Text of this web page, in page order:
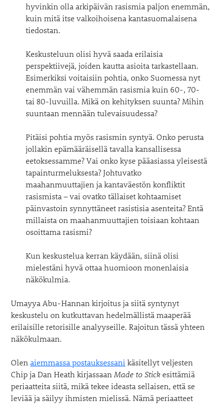
hyvinkin olla arkipäivän rasismia paljon enemmän,
kuin mitä itse valkoihoisena kantasuomalaisena
tiedostan.
Keskusteluun olisi hyvä saada erilaisia
perspektiivejä, joiden kautta asioita tarkastellaan.
Esimerkiksi voitaisiin pohtia, onko Suomessa nyt
enemmän vai vähemmän rasismia kuin 60-, 70-
tai 80-luvuilla. Mikä on kehityksen suunta? Mihin
suuntaan mennään tulevaisuudessa?
Pitäisi pohtia myös rasismin syntyä. Onko perusta
jollakin epämääräisellä tavalla kansallisessa
eetoksessamme? Vai onko kyse pääasiassa yleisestä
tapainturmeluksesta? Johtuvatko
maahanmuuttajien ja kantaväestön konfliktit
rasismista – vai ovatko tällaiset kohtaamiset
päinvastoin synnyttäneet rasistisia asenteita? Entä
millaista on maahanmuuttajien toisiaan kohtaan
osoittama rasismi?
Kun keskustelua kerran käydään, siinä olisi
mielestäni hyvä ottaa huomioon monenlaisia
näkökulmia.
Umayya Abu-Hannan kirjoitus ja siitä syntynyt
keskustelu on kutkuttavan hedelmällistä maaperää
erilaisille retorisille analyyseille. Rajoitun tässä yhteen
näkökulmaan.
Olenaiemmassa postauksessani käsitellyt veljesten
Chip ja Dan Heath kirjassaan Made to Stickesittämiä
periaatteita siitä, mikä tekee ideasta sellaisen, että se
leviää ja säilyy ihmisten mielissä. Nämä periaatteet